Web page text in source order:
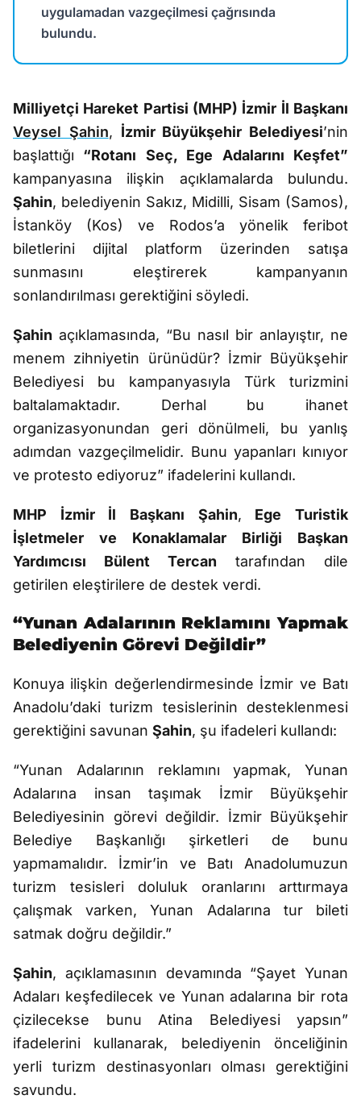
uygulamadan vazgeçilmesi çağrısında
bulundu.
Milliyetçi Hareket Partisi (MHP) İzmir İl Başkanı
Veysel Şahin, İzmir Büyükşehir Belediyesi’nin
başlattığı “Rotanı Seç, Ege Adalarını Keşfet”
kampanyasına ilişkin açıklamalarda bulundu.
Şahin, belediyenin Sakız, Midilli, Sisam (Samos),
İstanköy (Kos) ve Rodos’a yönelik feribot
biletlerini dijital platform üzerinden satışa
sunmasını eleştirerek kampanyanın
sonlandırılması gerektiğini söyledi.
Şahin açıklamasında, “Bu nasıl bir anlayıştır, ne
menem zihniyetin ürünüdür? İzmir Büyükşehir
Belediyesi bu kampanyasıyla Türk turizmini
baltalamaktadır. Derhal bu ihanet
organizasyonundan geri dönülmeli, bu yanlış
adımdan vazgeçilmelidir. Bunu yapanları kınıyor
ve protesto ediyoruz” ifadelerini kullandı.
MHP İzmir İl Başkanı Şahin, Ege Turistik
İşletmeler ve Konaklamalar Birliği Başkan
Yardımcısı Bülent Tercan tarafından dile
getirilen eleştirilere de destek verdi.
“Yunan Adalarının Reklamını Yapmak
Belediyenin Görevi Değildir”
Konuya ilişkin değerlendirmesinde İzmir ve Batı
Anadolu’daki turizm tesislerinin desteklenmesi
gerektiğini savunan Şahin, şu ifadeleri kullandı:
“Yunan Adalarının reklamını yapmak, Yunan
Adalarına insan taşımak İzmir Büyükşehir
Belediyesinin görevi değildir. İzmir Büyükşehir
Belediye Başkanlığı şirketleri de bunu
yapmamalıdır. İzmir’in ve Batı Anadolumuzun
turizm tesisleri doluluk oranlarını arttırmaya
çalışmak varken, Yunan Adalarına tur bileti
satmak doğru değildir.”
Şahin, açıklamasının devamında “Şayet Yunan
Adaları keşfedilecek ve Yunan adalarına bir rota
çizilecekse bunu Atina Belediyesi yapsın”
ifadelerini kullanarak, belediyenin önceliğinin
yerli turizm destinasyonları olması gerektiğini
savundu.